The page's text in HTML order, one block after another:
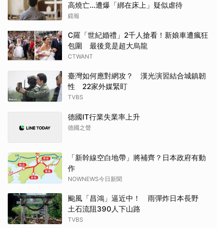
高燒亡…遭爆「綁在床上」疑似虐待
鏡報
C羅「世紀婚禮」2千人搶看！新娘車遭瘋狂
包圍 最後竟是超大烏龍
CTWANT
臺灣如何應對網攻？ 漢光演習結合城鎮韌
性 22家外媒緊盯
TVBS
德國IT行業失業率上升
德國之聲
「新幹線空白地帶」將補齊？日本政府有動
作
NOWNEWS今日新聞
颱風「昌鴻」逼近中！ 雨彈炸日本長野
土石流阻390人下山路
TVBS